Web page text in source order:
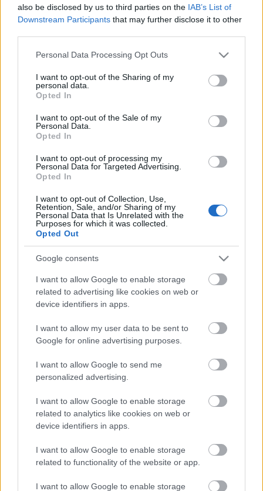
also be disclosed by us to third parties on the IAB’s List of
Downstream Participants that may further disclose it to other
Please note that this website/app uses one or more Google
not limited to your visit or usage behaviour. You may click to
grant or deny consent to Google and its third-party tags to
use your data for below specified purposes in below Google
consent section.
Personal Data Processing Opt Outs
I want to opt-out of the Sharing of my
personal data.
Opted In
I want to opt-out of the Sale of my
Personal Data.
Opted In
I want to opt-out of processing my
Personal Data for Targeted Advertising.
Opted In
I want to opt-out of Collection, Use,
Retention, Sale, and/or Sharing of my
Personal Data that Is Unrelated with the
Purposes for which it was collected.
Opted Out
Google consents
I want to allow Google to enable storage
related to advertising like cookies on web or
device identifiers in apps.
I want to allow my user data to be sent to
Google for online advertising purposes.
I want to allow Google to send me
personalized advertising.
I want to allow Google to enable storage
related to analytics like cookies on web or
device identifiers in apps.
I want to allow Google to enable storage
related to functionality of the website or app.
I want to allow Google to enable storage
Cristiano Chiarot,a La Fenice intendánsa is
erőtejesen bírálta az induló miatt a bécsieket.
Szerinte a Radetzky-mars nem a béke, hanem a
háború zenéje, amely helyett ők a Nabucco híres
kórusát, a Va pensierót (Szállj gondolat...) és a
Traviata pezsgő-duettjét szerepeltetik a műsorban.
"Ezek az áriák a békét és az egységet hirdetik" -
fogalmazott.
Az újévi műsorban az egyre keresettebb szoprán,
Carmen Giannattasioés az amerikai lírai tenor,
Lawrence Brownlee
A velencei Teatro La Fenice 1792-ben nyílt meg,
története során többször lángok pusztították. 1996-
ban éppen befejezték volna a felújítását, amikor
gondatlanság miatt szinte porig égett. 2003-ban
nyílt meg újra. A ház pénzügyi helyzete stabil, 2009-
hez képest hárommillió euróval nőtt a bevétel.
"Manapság lehetetlen és nem is igazságos, hogy az
állam nagy pénzeket adjon az operaházaknak,
ahogy az régen volt. Erőteljesen támaszkodunk saját
forrásainkra, képességeinkre, arra, hogy saját
előadásokat hozzunk létre, amelyeket aztán újra elő
lehet venni" - mondtaCristiano Chiarot.